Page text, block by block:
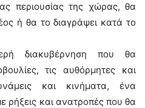
περιουσίας της χώρας, θα
ή θα το διαγράψει κατά το
διακυβέρνηση που θα
τις αυθόρμητες και
και κινήματα, ένα
ρήξεις και ανατροπές που θα